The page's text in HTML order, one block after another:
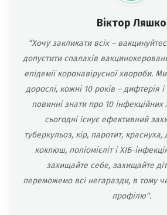
Віктор Ляшко
“Хочу закликати всіх –
допустити спалахів
епідемії коронавірусної хвороби.
дорослі, кожні 10 років – дифтерія
повинні знати про 10
сьогодні існує ефективний
туберкульоз, кір, паротит,
коклюш, поліомієліт і ХІБ-
захищайте себе, захищайте
переможемо всі негаразди, в тому
профілю".